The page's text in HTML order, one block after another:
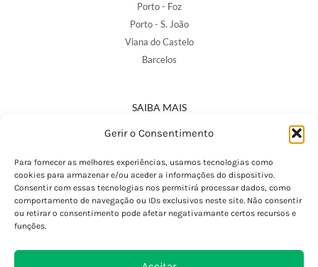
Gerir o Consentimento
Para fornecer as melhores experiências, usamos tecnologias como
cookies para armazenar e/ou aceder a informações do dispositivo.
Consentir com essas tecnologias nos permitirá processar dados, como
comportamento de navegação ou IDs exclusivos neste site. Não consentir
ou retirar o consentimento pode afetar negativamante certos recursos e
funções.
Porto - Foz
Porto - S. João
Viana do Castelo
Barcelos
SAIBA MAIS
Política de Privacidade
Termos e Condições
Perguntas Frequentes
Custos de Envio
Encomendas Internacionais
Devoluções e Trocas